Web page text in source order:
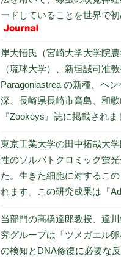
ードしていることを世界で
岸大悟氏（宮崎大学大学院
（琉球大学）、新垣誠司准
Paragoniastrea の新種、ヘ
深、長崎県長崎市高島、和
『Zookeys』誌に掲載されま
東京工業大学の田中拓哉大
性のソルバトクロミック蛍
た。生きた細胞に対するこ
れます。この研究成果は『
当部門の高橋達郎教授、達
究グループは「ツメガエル
の検知とDNA修復に必要な